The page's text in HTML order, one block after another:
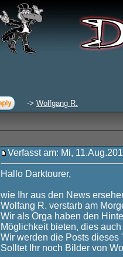
-> Wolfgang R.
Verfasst am: Mi,
Hallo Darktourer,
wie Ihr aus den News
Wolfang R. verstarb am
Wir als Orga haben den
Möglichkeit bieten, dies auch
Wir werden die Posts
Solltet Ihr noch Bilder von